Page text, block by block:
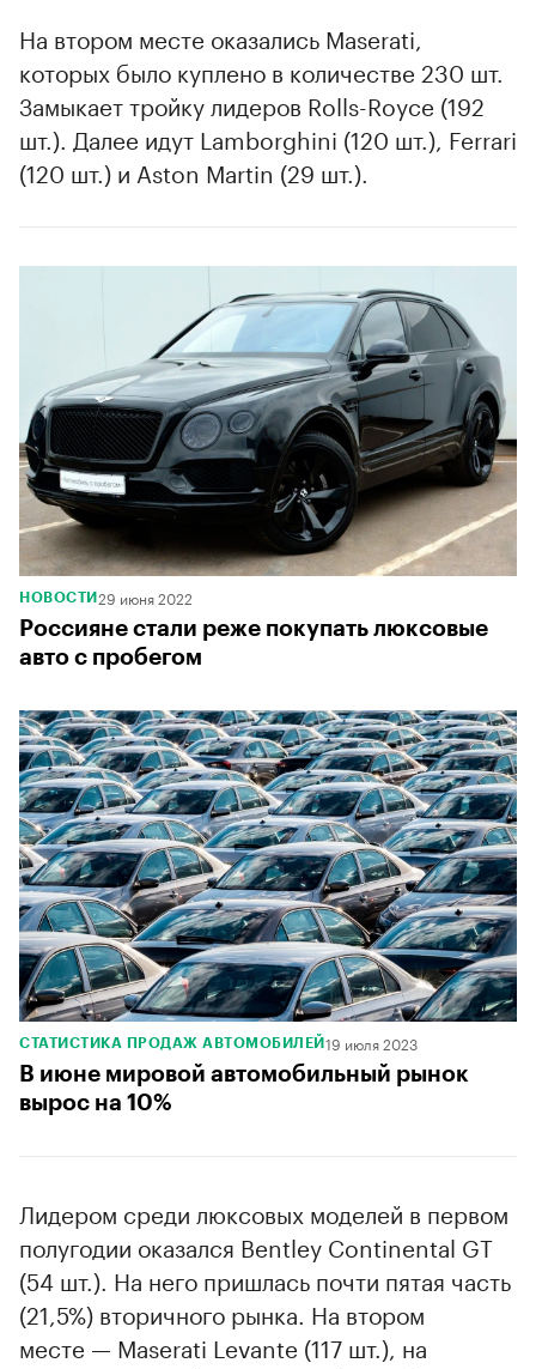
00:00 / 00:00
На втором месте оказались Maserati,
которых было куплено в количестве 230 шт.
Замыкает тройку лидеров Rolls-Royce (192
шт.). Далее идут Lamborghini (120 шт.), Ferrari
(120 шт.) и Aston Martin (29 шт.).
НОВОСТИ 29 июня 2022
Россияне стали реже покупать люксовые
авто с пробегом
СТАТИСТИКА ПРОДАЖ АВТОМОБИЛЕЙ 19 июля 2023
В июне мировой автомобильный рынок
вырос на 10%
Лидером среди люксовых моделей в первом
полугодии оказался Bentley Continental GT
(54 шт.). На него пришлась почти пятая часть
(21,5%) вторичного рынка. На втором
месте — Maserati Levante (117 шт.), на